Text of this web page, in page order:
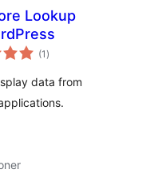
Lookup
(1 totale
bedømmelser
)
data from